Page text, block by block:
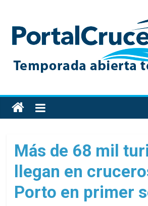
content
Toda
la
de
cruceros
un
solo
Más de 68 mil
llegan en
Porto en primer